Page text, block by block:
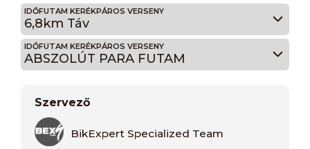
IDŐFUTAM KERÉKPÁROS VERSENY
6,8km Táv
IDŐFUTAM KERÉKPÁROS VERSENY
ABSZOLÚT PARA FUTAM
Szervező
BikExpert Specialized Team